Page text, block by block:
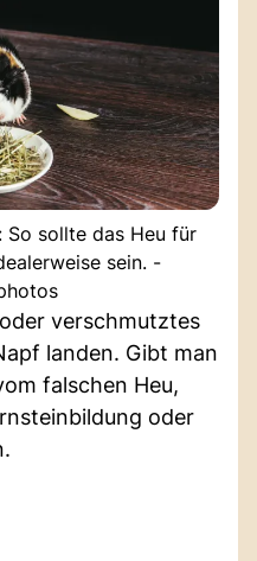
So sollte das Heu für
sein. -
verschmutztes
landen. Gibt man
falschen Heu,
oder